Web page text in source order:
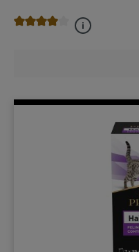
Durchschnittliche